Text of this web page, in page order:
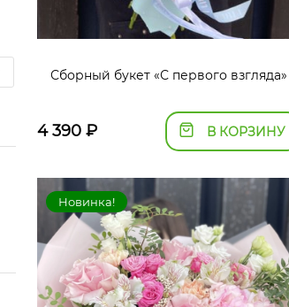
Сборный букет «С первого взгляда»
4 390 ₽ В КОРЗИНУ
Новинка!